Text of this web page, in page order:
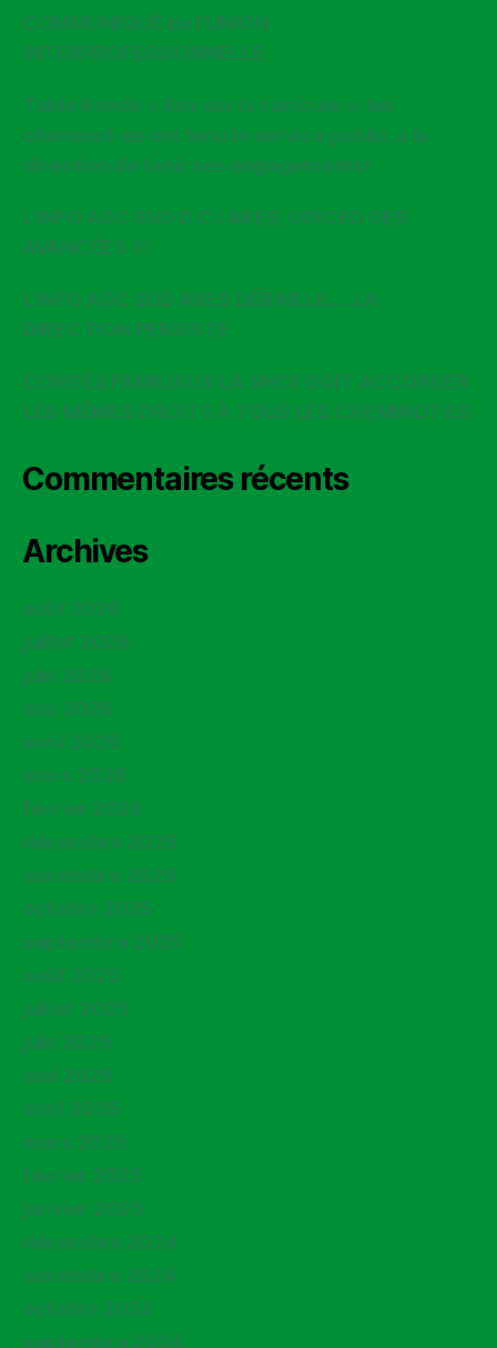
COMMUNIQUÉ de l’UNION
INTERPROFESSIONNELLE
Table Ronde « Rex sur la canicule »: les
cheminot-es ont tenu le service public, à la
direction de tenir ses engagements!
L’INFO ADC SUD D.C.I ARES, ODICEO DES
AVANCÉES !!!
L’INFO ADC SUD ARES DÉRAILLE…..LA
DIRECTION PERSISTE
CONGÉS FAMILIAUX LA SNCF DOIT ACCORDER
LES MÊMES DROITS À TOUS LES CHEMINOT·ES
Commentaires récents
Archives
août 2026
juillet 2026
juin 2026
mai 2026
avril 2026
mars 2026
février 2026
décembre 2025
novembre 2025
octobre 2025
septembre 2025
août 2025
juillet 2025
juin 2025
mai 2025
avril 2025
mars 2025
février 2025
janvier 2025
décembre 2024
novembre 2024
octobre 2024
septembre 2024